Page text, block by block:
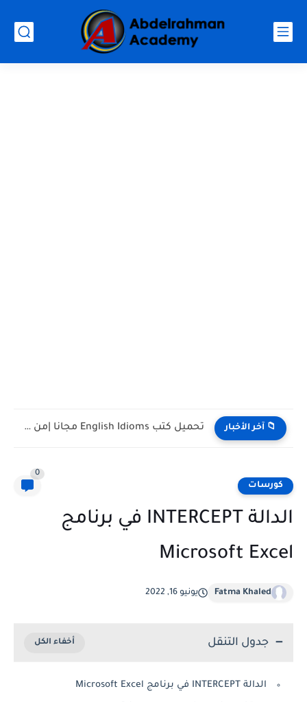
📁 آخر الأخبار تحميل كتب English Idioms مجانا |من كامبريدج English Phrasal Verbs...
كورسات
0
الدالة INTERCEPT في برنامج
Microsoft Excel
Fatma Khaled يونيو 16, 2022
جدول التنقل
الدالة INTERCEPT في برنامج Microsoft Excel